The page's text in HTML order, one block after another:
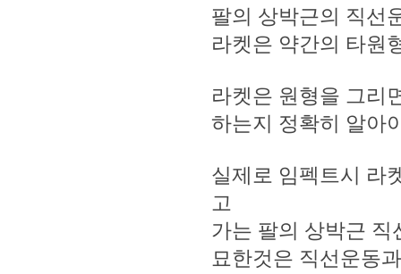
팔의 상박근의 직선
라켓은 약간의 타원
라켓은 원형을 그리
하는지 정확히 알아
실제로 임펙트시 라
고
가는 팔의 상박근
묘한것은 직선운동